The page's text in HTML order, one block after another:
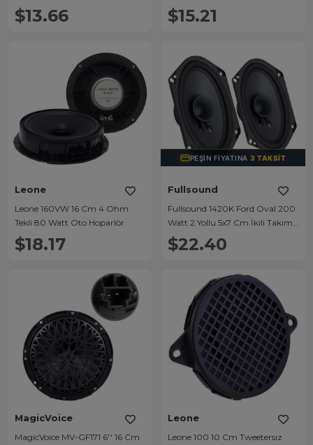
$13.66
Hoparlör
$15.21
Leone
Leone 160VW 16 Cm 4 Ohm
Tekli 80 Watt Oto Hoparlör
$18.17
PEŞIN FIYATINA3 TAKSIT
Fullsound
Fullsound 1420K Ford Oval 200
Watt 2 Yollu 5x7 Cm İkili Takım
Oto Hoparlör
$22.40
MagicVoice
MagicVoice MV-GF171 6'' 16 Cm
Leone
Leone 100 10 Cm Tweetersız